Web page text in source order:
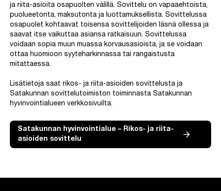
ja riita-asioita osapuolten välillä. Sovittelu on vapaaehtoista,
puolueetonta, maksutonta ja luottamuksellista. Sovittelussa
osapuolet kohtaavat toisensa sovittelijoiden läsnä ollessa ja
saavat itse vaikuttaa asiansa ratkaisuun. Sovittelussa
voidaan sopia muun muassa korvausasioista, ja se voidaan
ottaa huomioon syyteharkinnassa tai rangaistusta
mitattaessa.
Lisätietoja saat rikos- ja riita-asioiden sovittelusta ja
Satakunnan sovittelutoimiston toiminnasta Satakunnan
hyvinvointialueen verkkosivuilta.
Satakunnan hyvinvointialue – Rikos- ja riita-
asioiden sovittelu